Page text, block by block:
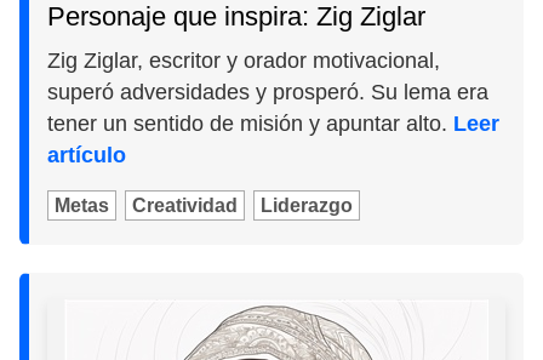
Personaje que inspira: Zig Ziglar
Zig Ziglar, escritor y orador motivacional,
superó adversidades y prosperó. Su lema era
tener un sentido de misión y apuntar alto. Leer
artículo
Metas Creatividad Liderazgo